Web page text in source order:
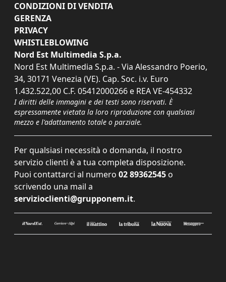
CONDIZIONI DI VENDITA
GERENZA
PRIVACY
WHISTLEBLOWING
Nord Est Multimedia S.p.a.
Nord Est Multimedia S.p.a. - Via Alessandro Poerio,
34, 30171 Venezia (VE). Cap. Soc. i.v. Euro
1.432.522,00 C.F. 05412000266 e REA VE-454332
I diritti delle immagini e dei testi sono riservati. È
espressamente vietata la loro riproduzione con qualsiasi
mezzo e l'adattamento totale o parziale.
Per qualsiasi necessità o domanda, il nostro
servizio clienti è a tua completa disposizione.
Puoi contattarci al numero 02 89362545 o
scrivendo una mail a
servizioclienti@grupponem.it.